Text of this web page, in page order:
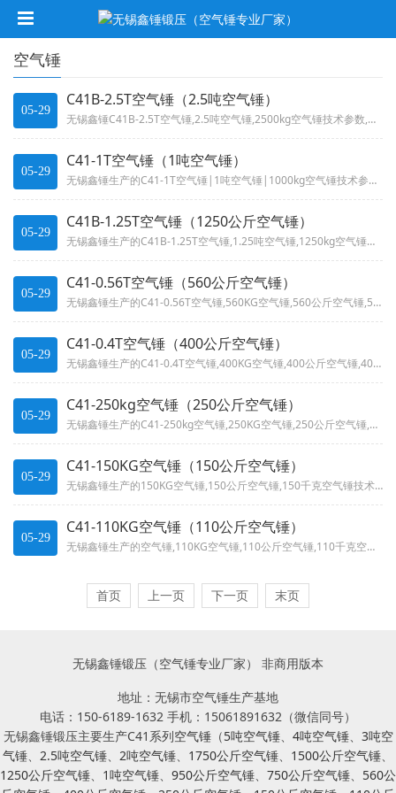
空气锤
05-29
C41B-2.5T空气锤（2.5吨空气锤）
无锡鑫锤C41B-2.5T空气锤,2.5吨空气锤,2500kg空气锤技术参数,打击能量65千焦,锻造行业之利器！电液锤和...
05-29
C41-1T空气锤（1吨空气锤）
无锡鑫锤生产的C41-1T空气锤|1吨空气锤|1000kg空气锤技术参数-空气锤噪声低、结构合理、操作方便,打击能量27...
05-29
C41B-1.25T空气锤（1250公斤空气锤）
无锡鑫锤生产的C41B-1.25T空气锤,1.25吨空气锤,1250kg空气锤技术参数噪声低、结构合理、操作方便,打击能...
05-29
C41-0.56T空气锤（560公斤空气锤）
无锡鑫锤生产的C41-0.56T空气锤,560KG空气锤,560公斤空气锤,560千克空气锤技术参数噪声低、结构合理、操...
05-29
C41-0.4T空气锤（400公斤空气锤）
无锡鑫锤生产的C41-0.4T空气锤,400KG空气锤,400公斤空气锤,400千克空气锤技术参数噪声低、结构合理、操作...
05-29
C41-250kg空气锤（250公斤空气锤）
无锡鑫锤生产的C41-250kg空气锤,250KG空气锤,250公斤空气锤,250千克空气锤技术参数噪声低、结构合理、操...
05-29
C41-150KG空气锤（150公斤空气锤）
无锡鑫锤生产的150KG空气锤,150公斤空气锤,150千克空气锤技术参数适用于各种自由锻造: 如延伸、镦粗、冲孔、剪切...
05-29
C41-110KG空气锤（110公斤空气锤）
无锡鑫锤生产的空气锤,110KG空气锤,110公斤空气锤,110千克空气锤技术参数适用于各种自由锻造: 如延伸、镦粗、冲...
首页 上一页 下一页 末页
无锡鑫锤锻压（空气锤专业厂家） 非商用版本
地址：无锡市空气锤生产基地
电话：150-6189-1632 手机：15061891632（微信同号）
无锡鑫锤锻压主要生产C41系列空气锤（5吨空气锤、 4吨空气锤、 3吨空
气锤、 2.5吨空气锤、 2吨空气锤、 1750公斤空气锤、 1500公斤空气锤、
1250公斤空气锤、 1吨空气锤、 950公斤空气锤、 750公斤空气锤、 560公